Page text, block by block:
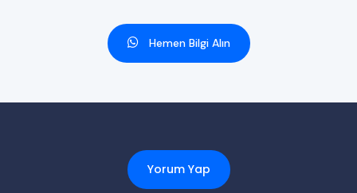
Hemen Bilgi Alın
Yorum Yap